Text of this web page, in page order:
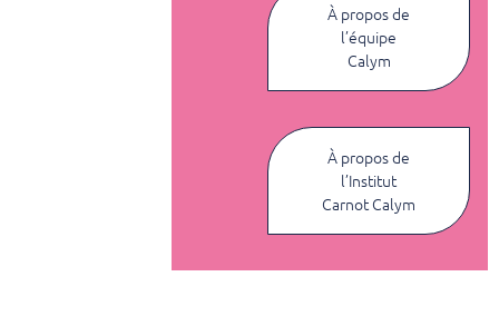
À propos de
l’équipe
Calym
À propos de
l’Institut
Carnot Calym